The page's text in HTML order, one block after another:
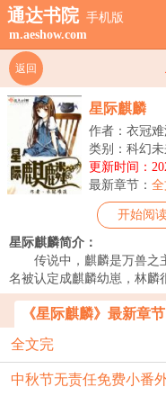
通达书院 手机版
m.aeshow.com
返回
星际麒麟
作者：衣冠
类别：科幻
更新时间：
最新章节：
开始阅
星际麒麟简介：
传说中，麒麟是万兽之
名被认定成麒麟幼崽，林
《星际麒麟》最新章节
全文完
中秋节无责任免费小番